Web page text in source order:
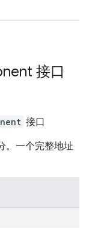
接口
接口
。一个完整地址